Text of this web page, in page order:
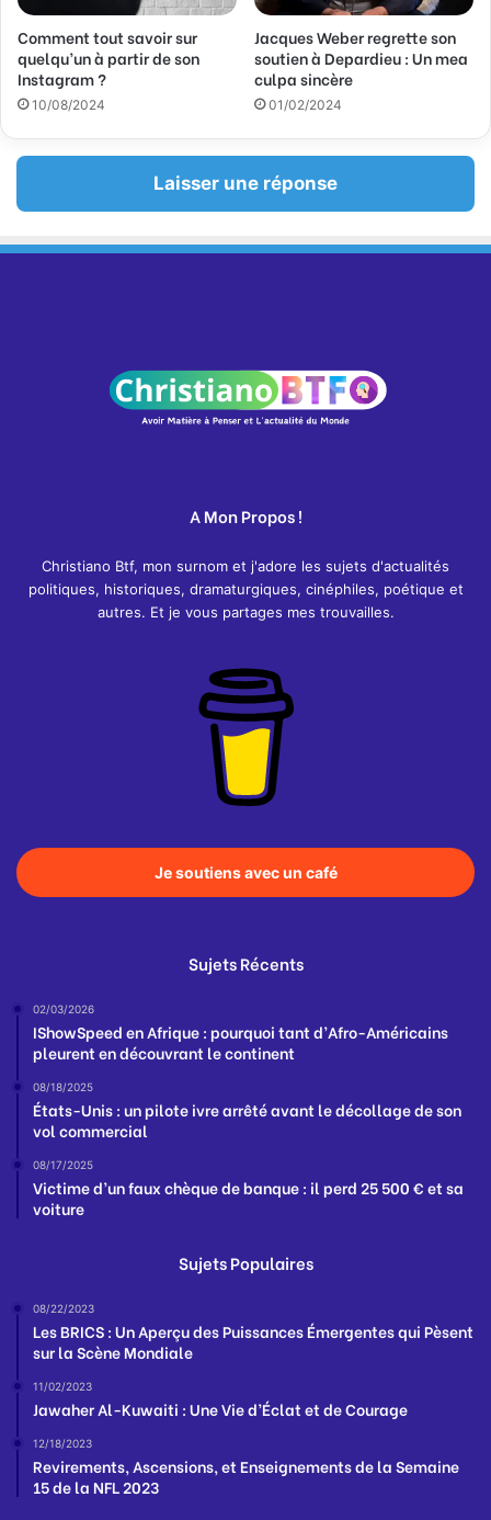
Comment tout savoir sur
quelqu’un à partir de son
Instagram ?
10/08/2024
Jacques Weber regrette son
soutien à Depardieu : Un mea
culpa sincère
01/02/2024
Laisser une réponse
A Mon Propos !
Christiano Btf, mon surnom et j'adore les sujets d'actualités
politiques, historiques, dramaturgiques, cinéphiles, poétique et
autres. Et je vous partages mes trouvailles.
Je soutiens avec un café
Sujets Récents
02/03/2026
IShowSpeed en Afrique : pourquoi tant d’Afro-Américains
pleurent en découvrant le continent
08/18/2025
États-Unis : un pilote ivre arrêté avant le décollage de son
vol commercial
08/17/2025
Victime d’un faux chèque de banque : il perd 25 500 € et sa
voiture
Sujets Populaires
08/22/2023
Les BRICS : Un Aperçu des Puissances Émergentes qui Pèsent
sur la Scène Mondiale
11/02/2023
Jawaher Al-Kuwaiti : Une Vie d’Éclat et de Courage
12/18/2023
Revirements, Ascensions, et Enseignements de la Semaine
15 de la NFL 2023